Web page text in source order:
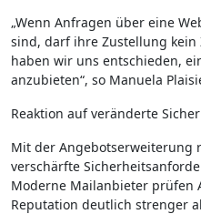
„Wenn Anfragen über eine
sind, darf ihre Zustellung
haben wir uns entschieden,
anzubieten“, so Manuela
Reaktion auf veränderte
Mit der Angebotserweiterung
verschärfte
Moderne Mailanbieter prüfen
Reputation deutlich strenger